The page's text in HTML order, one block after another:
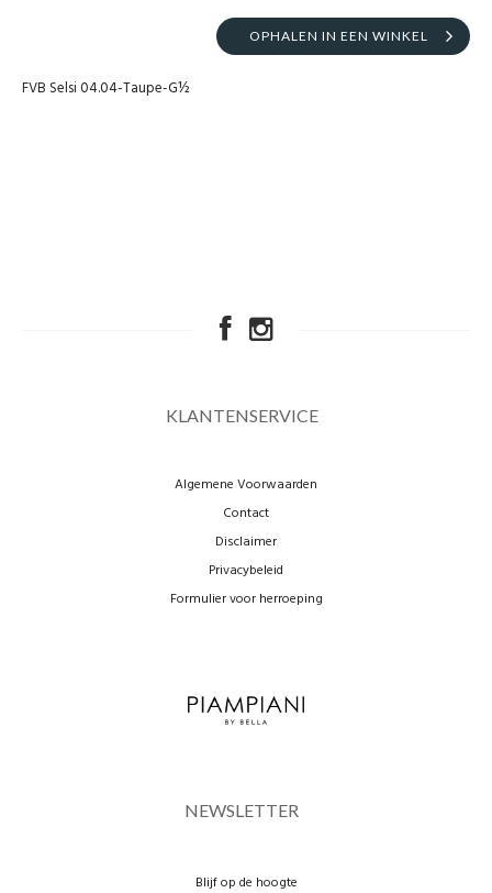
OPHALEN IN EEN WINKEL
FVB Selsi 04.04-Taupe-G½
KLANTENSERVICE
Algemene Voorwaarden
Contact
Disclaimer
Privacybeleid
Formulier voor herroeping
NEWSLETTER
Blijf op de hoogte